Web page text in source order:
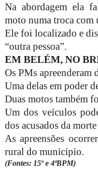
Na abordagem ela
moto numa troca com
Ele foi localizado e
“outra pessoa”.
EM BELÉM, NO
Os PMs apreenderam
Uma delas em poder
Duas motos também
Um dos veículos
dos acusados da
As apreensões
rural do município.
(Fontes: 15º e 4ªBPM)